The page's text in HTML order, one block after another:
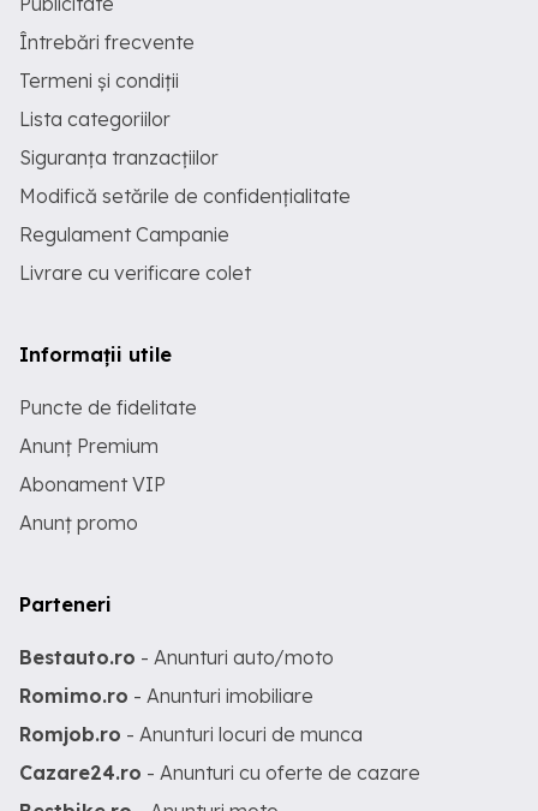
Întrebări frecvente
Termeni și condiții
Lista categoriilor
Siguranța tranzacțiilor
Modifică setările de confidențialitate
Regulament Campanie
Livrare cu verificare colet
Informații utile
Puncte de fidelitate
Anunț Premium
Abonament VIP
Anunț promo
Parteneri
Bestauto.ro - Anunturi auto/moto
Romimo.ro - Anunturi imobiliare
Romjob.ro - Anunturi locuri de munca
Cazare24.ro - Anunturi cu oferte de cazare